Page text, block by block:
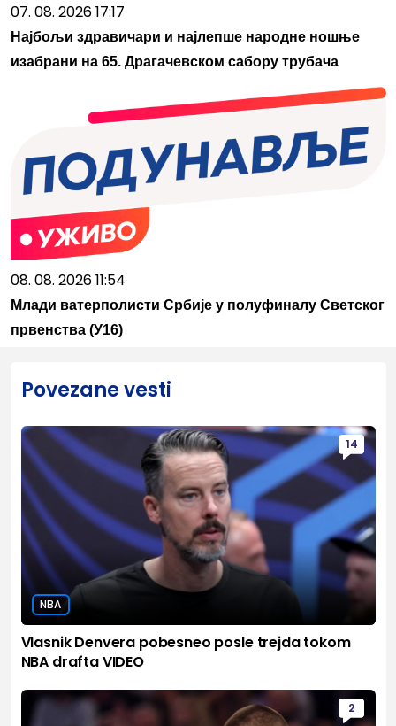
07. 08. 2026 17:17
Најбољи здравичари и најлепше народне ношње
изабрани на 65. Драгачевском сабору трубача
08. 08. 2026 11:54
Млади ватерполисти Србије у полуфиналу Светског
првенства (У16)
Povezane vesti
14
NBA
Vlasnik Denvera pobesneo posle trejda tokom
NBA drafta VIDEO
2